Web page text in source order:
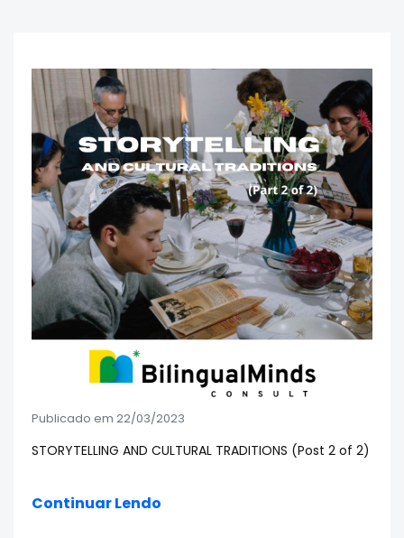
Publicado em 22/03/2023
STORYTELLING AND CULTURAL TRADITIONS (Post 2 of 2)
Continuar Lendo